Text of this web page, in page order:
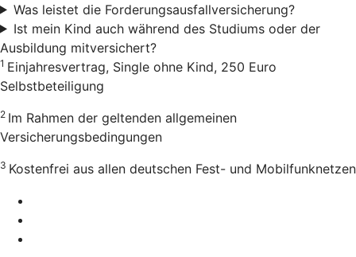
Was leistet die Forderungsausfallversicherung?
Ist mein Kind auch während des Studiums oder der
Ausbildung mitversichert?
1 Einjahresvertrag, Single ohne Kind, 250 Euro
Selbstbeteiligung
2 Im Rahmen der geltenden allgemeinen
Versicherungsbedingungen
3 Kostenfrei aus allen deutschen Fest- und Mobilfunknetzen